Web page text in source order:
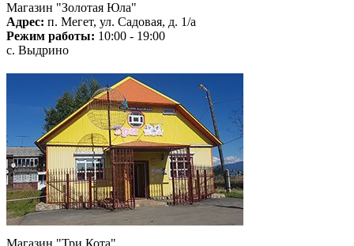
Магазин "Золотая Юла"
Адрес: п. Мегет, ул. Садовая, д. 1/а
Режим работы: 10:00 - 19:00
с. Выдрино